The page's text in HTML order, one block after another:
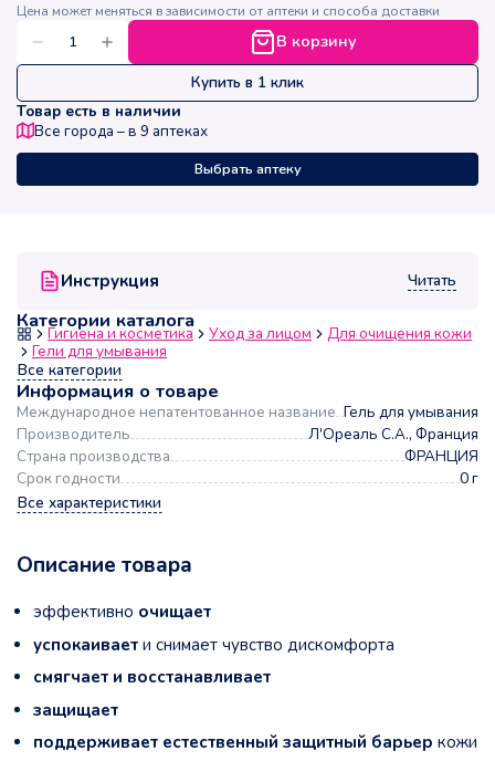
Инструкция Читать
Категории каталога
Гигиена и косметика Уход за лицом
Для очищения кожи
Гели для умывания
Все категории
Информация о товаре
Международное непатентованное название Гель для умывания
Производитель
Л'Ореаль С.А., Франция
Страна производства
ФРАНЦИЯ
Срок годности
0 г
Все характеристики
Описание товара
эффективно очищает
успокаивает и снимает чувство дискомфорта
смягчает и восстанавливает
защищает
поддерживает естественный защитный барьер кожи
Цена может меняться в зависимости от аптеки и способа доставки
В корзину
Купить в 1 клик
Товар есть в наличии
Все города – в 9 аптеках
Выбрать аптеку